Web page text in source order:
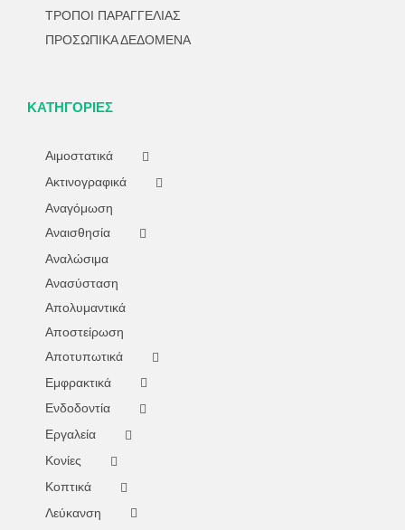
ΤΡΟΠΟΙ ΠΑΡΑΓΓΕΛΙΑΣ
ΠΡΟΣΩΠΙΚΑ ΔΕΔΟΜΕΝΑ
ΚΑΤΗΓΟΡΊΕΣ
Αιμοστατικά
Ακτινογραφικά
Αναγόμωση
Αναισθησία
Αναλώσιμα
Ανασύσταση
Απολυμαντικά
Αποστείρωση
Αποτυπωτικά
Εμφρακτικά
Ενδοδοντία
Εργαλεία
Κονίες
Κοπτικά
Λεύκανση